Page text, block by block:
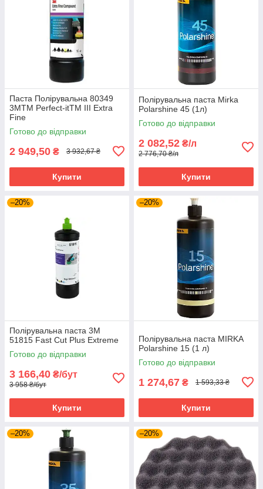
Паста Полірувальна 80349
3MTM Perfect-itTM III Extra
Fine
Готово до відправки
2 949,50 ₴ 3 932,67 ₴
Купити
Полірувальна паста Mirka
Polarshine 45 (1л)
Готово до відправки
2 082,52 ₴/л
2 776,70 ₴/л
Купити
–20%
Полірувальна паста 3М
51815 Fast Cut Plus Extreme
Готово до відправки
3 166,40 ₴/бут
3 958 ₴/бут
Купити
–20%
Полірувальна паста MIRKA
Polarshine 15 (1 л)
Готово до відправки
1 274,67 ₴ 1 593,33 ₴
Купити
–20% –20%